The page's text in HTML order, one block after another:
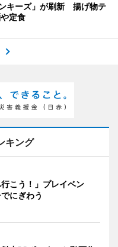
キーズ」が刷新 揚げ物テ
定食
キング
こう！」プレイベン
にぎわう